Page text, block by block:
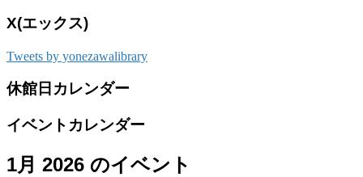
X(エックス)
Tweets by yonezawalibrary
休館日カレンダー
イベントカレンダー
1月 2026 のイベント